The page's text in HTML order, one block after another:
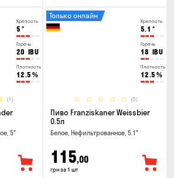
Крепость
5 °
Горечь
20 IBU
Плотность
12.5 %
(1)
5°
Крепость
5.1 °
Горечь
18 IBU
Плотность
12.5 %
(0)
Только онлайн
Пиво Franziskaner Weissbier
0.5л
Белое, Нефильтрованное, 5.1°
115,00
грн за 1 шт